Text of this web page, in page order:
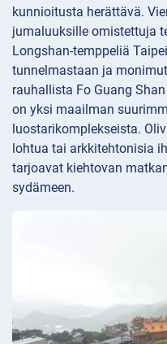
kunnioitusta herättävä.
jumaluuksille omistettuja
Longshan-temppeliä
tunnelmastaan ja
rauhallista Fo Guang
on yksi maailman
luostarikomplekseista.
lohtua tai arkkitehtonisia
tarjoavat kiehtovan
sydämeen.